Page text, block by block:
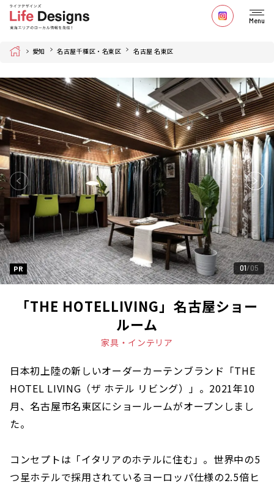
Menu
Home 愛知 名古屋千種区・名東区 名古屋 名東区
PR 01 05
「THE HOTELLIVING」名古屋ショー
ルーム
家具・インテリア
日本初上陸の新しいオーダーカーテンブランド「THE
HOTEL LIVING（ザ ホテル リビング）」。2021年10
月、名古屋市名東区にショールームがオープンしまし
た。
コンセプトは「イタリアのホテルに住む」。世界中の5
つ星ホテルで採用されているヨーロッパ仕様の2.5倍ヒ